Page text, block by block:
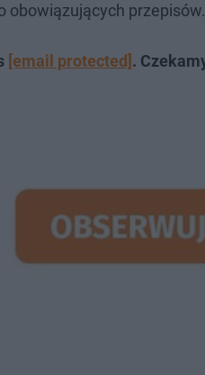
obowiązujących przepisów.
[email protected] .